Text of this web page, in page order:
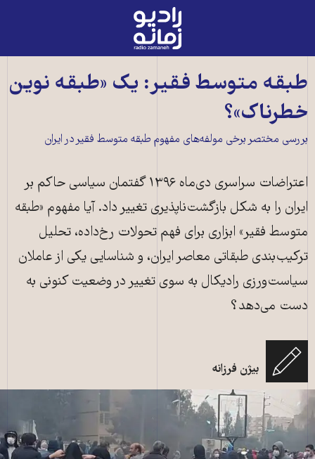
رادیو
زمانه
به
صفحه
طبقه متوسط فقیر: یک «طبقه نوین
خطرناک»؟
بررسی مختصر برخی مولفه‌های مفهوم طبقه متوسط فقیر در ایران
اعتراضات سراسری دی‌ماه ۱۳۹۶ گفتمان سیاسی حاکم بر
ایران را به شکل بازگشت‌ناپذیری تغییر داد. آیا مفهوم «طبقه
متوسط فقیر» ابزاری برای فهم تحولات رخ‌داده، تحلیل
ترکیب‌بندی طبقاتی معاصر ایران، و شناسایی یکی از عاملان
سیاست‌ورزی رادیکال به سوی تغییر در وضعیت کنونی به
دست می‌دهد؟
بیژن فرزانه